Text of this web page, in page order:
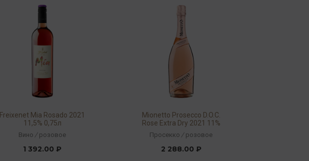
Freixenet Mia Rosado 2021
11,5% 0,75л
Вино / розовое
1 392.00 ₽
Mionetto Prosecco D.O.C.
Rose Extra Dry 2021 11%
0,75л
Просекко / розовое
2 288.00 ₽